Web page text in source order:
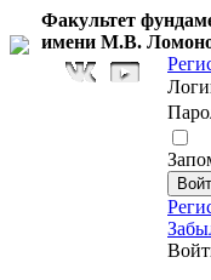
Факультет
имени М.В.